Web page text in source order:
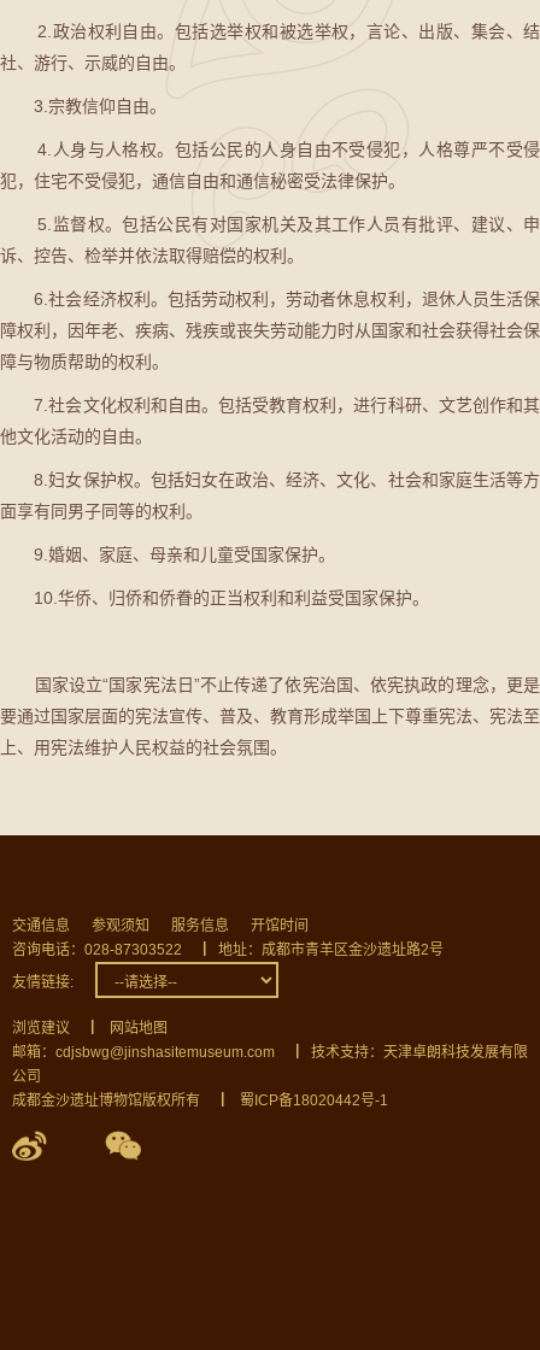
2.政治权利自由。包括选举权和被选举权，言论、出版、集会、结
社、游行、示威的自由。
3.宗教信仰自由。
4.人身与人格权。包括公民的人身自由不受侵犯，人格尊严不受侵
犯，住宅不受侵犯，通信自由和通信秘密受法律保护。
5.监督权。包括公民有对国家机关及其工作人员有批评、建议、申
诉、控告、检举并依法取得赔偿的权利。
6.社会经济权利。包括劳动权利，劳动者休息权利，退休人员生活保
障权利，因年老、疾病、残疾或丧失劳动能力时从国家和社会获得社会保
障与物质帮助的权利。
7.社会文化权利和自由。包括受教育权利，进行科研、文艺创作和其
他文化活动的自由。
8.妇女保护权。包括妇女在政治、经济、文化、社会和家庭生活等方
面享有同男子同等的权利。
9.婚姻、家庭、母亲和儿童受国家保护。
10.华侨、归侨和侨眷的正当权利和利益受国家保护。
国家设立“国家宪法日”不止传递了依宪治国、依宪执政的理念，更是
要通过国家层面的宪法宣传、普及、教育形成举国上下尊重宪法、宪法至
上、用宪法维护人民权益的社会氛围。
交通信息 参观须知 服务信息
开馆时间
咨询电话：028-87303522
地址：成都市青羊区金沙遗址路2号
友情链接:
浏览建议
网站地图
邮箱：cdjsbwg@jinshasitemuseum.com
技术支持：天津卓朗科技发展有限
公司
成都金沙遗址博物馆版权所有
蜀ICP备18020442号-1